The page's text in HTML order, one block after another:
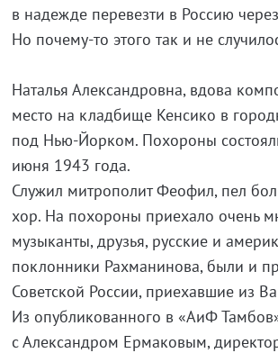
в надежде перевезти в Россию
Но почему-то этого так и не
Наталья Александровна, вдова
место на кладбище Кенсико в
под Нью-Йорком. Похороны
июня 1943 года.
Служил митрополит Феофил, пел
хор. На похороны приехало очень
музыканты, друзья, русские и
поклонники Рахманинова, были и
Советской России, приехавшие из
Из опубликованного в «АиФ
с Александром Ермаковым,